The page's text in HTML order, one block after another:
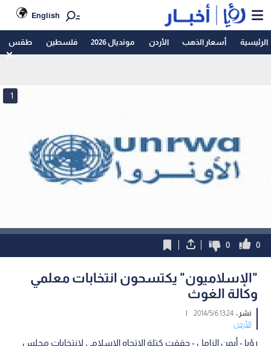
English
الرئيسية أسعار الذهب الأردن مونديال 2026 فلسطين طقس
1
0
0
"الإسلاميون" يكتسحون انتخابات معلمي
وكالة الغوث
نشر :13:24 2014/5/6
|
الأردن
رؤيا - أيمن الزامل - حققت كتلة الاتجاه الاسلامي لانتخابات مجلس